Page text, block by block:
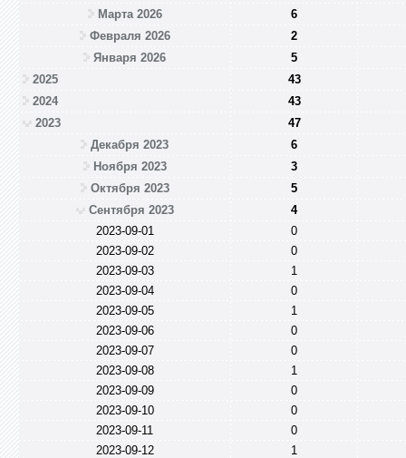
Марта 2026
6
Февраля 2026
2
Января 2026
5
2025
43
2024
43
2023
47
Декабря 2023
6
Ноября 2023
3
Октября 2023
5
Сентября 2023
4
2023-09-01
0
2023-09-02
0
2023-09-03
1
2023-09-04
0
2023-09-05
1
2023-09-06
0
2023-09-07
0
2023-09-08
1
2023-09-09
0
2023-09-10
0
2023-09-11
0
2023-09-12
1